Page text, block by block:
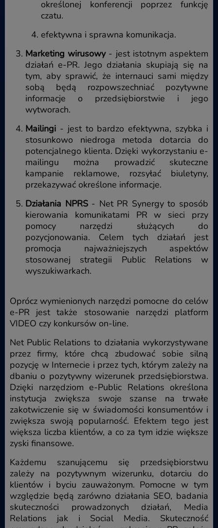
określonej konferencji poprzez funkcję
czatu.
efektywna i sprawna komunikacja.
Marketing wirusowy- jest istotnym aspektem
działań e-PR. Jego działania skupiają się na
tym, aby sprawić, że internauci sami między
sobą będą rozpowszechniać pozytywne
informacje o przedsiębiorstwie i jego
wytworach.
Mailingi - jest to bardzo efektywna, szybka i
stosunkowo niedroga metoda dotarcia do
potencjalnego klienta. Dzięki wykorzystaniu e-
mailingu można prowadzić skuteczne
kampanie reklamowe, rozsyłać biuletyny,
przekazywać określone informacje.
Działania NPRS- Net PR Synergy to sposób
kierowania komunikatami PR w sieci przy
pomocy narzędzi służących do
pozycjonowania. Celem tych działań jest
promocja najważniejszych aspektów
stosowanej strategii Public Relations w
wyszukiwarkach.
Oprócz wymienionych narzędzi pomocne do celów
e-PR jest także stosowanie narzędzi platform
VIDEO czy konkursów on-line.
Net Public Relations to działania wykorzystywane
przez firmy, które chcą zbudować sobie silną
pozycję w Internecie i przez tych, którym zależy na
dbaniu o pozytywny wizerunek przedsiębiorstwa.
Dzięki narzędziom e-Public Relations określona
instytucja zwiększa swoje szanse na trwałe
zakotwiczenie się w świadomości konsumentów i
zwiększa swoją popularność. Efektem tego jest
większa liczba klientów, a co za tym idzie większe
zyski finansowe.
Każdemu szanującemu się przedsiębiorstwu
zależy na pozytywnym wizerunku, dotarciu do
klientów i byciu zauważonym. Pomocne w tym
względzie będą zarówno działania SEO, badania
skuteczności prowadzonych działań, Media
Relations jak i Social Media. Skuteczność